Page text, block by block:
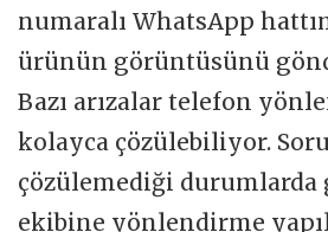
numaralı WhatsApp
ürünün görüntüsünü
Bazı arızalar telefon
kolayca çözülebiliyor.
çözülemediği durumlarda
ekibine yönlendirme